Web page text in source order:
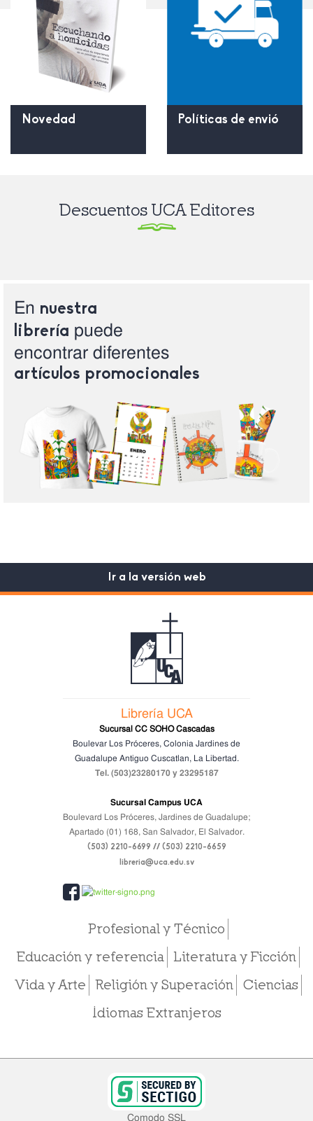
Novedad Políticas de envió
Descuentos UCA Editores
En nuestra
librería puede
encontrar diferentes
artículos promocionales
Ir a la versión web
Librería UCA
Sucursal CC SOHO Cascadas
Boulevar Los Próceres, Colonia Jardines de
GuadalupeAntiguo Cuscatlan, La Libertad.
Tel. (503)23280170 y 23295187
Sucursal Campus UCA
Boulevard Los Próceres, Jardines de Guadalupe;
Apartado (01) 168, San Salvador, El Salvador.
(503) 2210-6699 // (503) 2210-6659
libreria@uca.edu.sv
Profesional y Técnico
Educación y referencia
Literatura y Ficción
Vida y Arte
Religión y Superación
Ciencias
Idiomas Extranjeros
Comodo SSL